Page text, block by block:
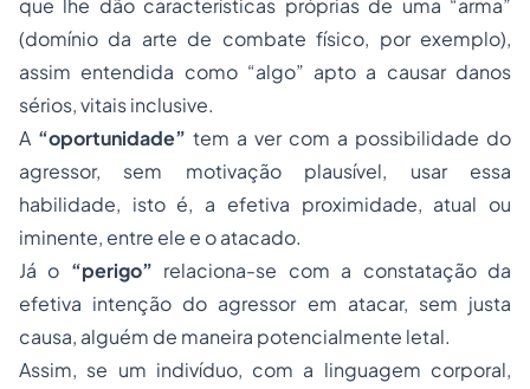
que lhe dão características próprias de uma “arma”
(domínio da arte de combate físico, por exemplo),
assim entendida como “algo” apto a causar danos
sérios, vitais inclusive.
A “oportunidade” tem a ver com a possibilidade do
agressor, sem motivação plausível, usar essa
habilidade, isto é, a efetiva proximidade, atual ou
iminente, entre ele e o atacado.
Já o “perigo” relaciona-se com a constatação da
efetiva intenção do agressor em atacar, sem justa
causa, alguém de maneira potencialmente letal.
Assim, se um indivíduo, com a linguagem corporal,